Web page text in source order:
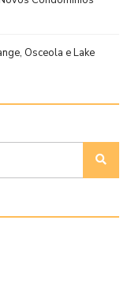
Osceola e Lake